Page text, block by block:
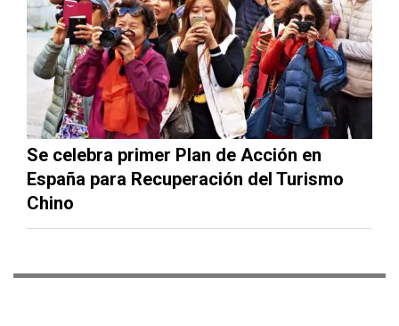
Se celebra primer Plan de Acción en
España para Recuperación del Turismo
Chino